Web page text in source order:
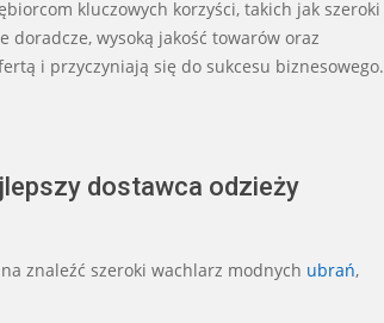
kluczowych korzyści, takich jak szeroki
wysoką jakość towarów oraz
i przyczyniają się do sukcesu biznesowego.
dostawca odzieży
znaleźć szeroki wachlarz modnych ubrań,